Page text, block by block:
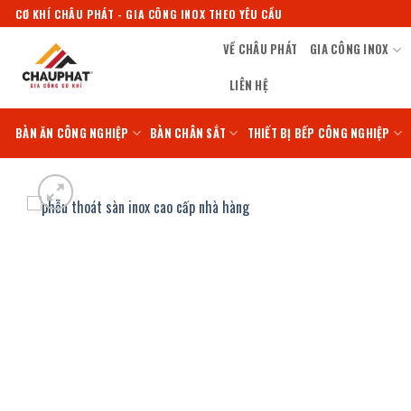
qua
dung
CƠ KHÍ CHÂU PHÁT - GIA CÔNG INOX THEO YÊU CẦU
VỀ CHÂU PHÁT GIA CÔNG INOX
LIÊN HỆ
BÀN ĂN CÔNG NGHIỆP BÀN CHÂN SẮT THIẾT BỊ BẾP CÔNG NGHIỆP